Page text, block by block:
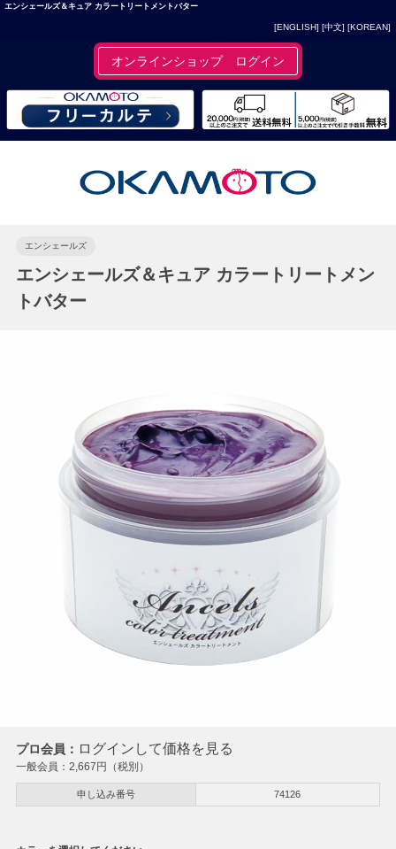
エンシェールズ＆キュア カラートリートメントバター
[ENGLISH] [中文] [KOREAN]
オンラインショップ ログイン
エンシェールズ
エンシェールズ＆キュア カラートリートメン
トバター
プロ会員： ログインして価格を見る
一般会員： 2,667円（税別）
申し込み番号 74126